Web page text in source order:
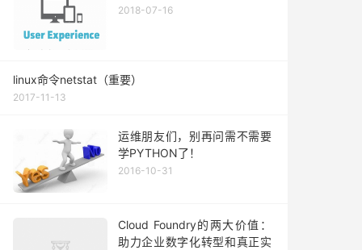
2018-07-16
linux命令netstat（重要）
2017-11-13
运维朋友们，别再问需不需要
学PYTHON了！
2016-10-31
Cloud Foundry的两大价值：
助力企业数字化转型和真正实